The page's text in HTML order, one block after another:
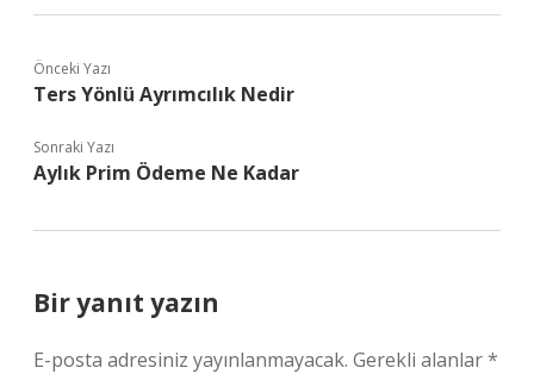
Önceki Yazı
Ters Yönlü Ayrımcılık Nedir
Sonraki Yazı
Aylık Prim Ödeme Ne Kadar
Bir yanıt yazın
E-posta adresiniz yayınlanmayacak. Gerekli alanlar*